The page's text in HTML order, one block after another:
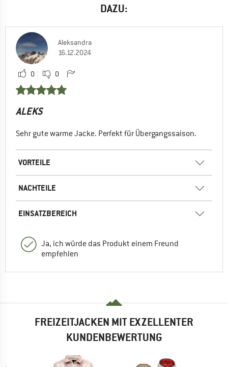
DAZU:
Aleksandra
16.12.2024
0 0
ALEKS
Sehr gute warme Jacke. Perfekt für Übergangssaison.
VORTEILE
NACHTEILE
EINSATZBEREICH
Ja, ich würde das Produkt einem Freund
empfehlen
FREIZEITJACKEN MIT EXZELLENTER
KUNDENBEWERTUNG